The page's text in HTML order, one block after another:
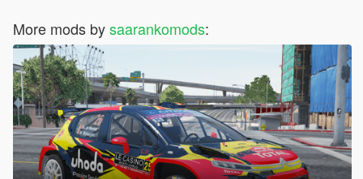
More mods bysaarankomods: